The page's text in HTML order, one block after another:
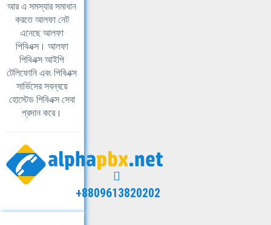
আর এ সমস্যার সমাধান
করতে আলফা নেট
এনেছে আলফা
পিবিএক্স। আলফা
পিবিএক্স আইপি
টেলিফোনি এবং পিবিএক্স
সার্ভিসের সবন্বয়ে
হোস্টেড পিবিএক্স সেবা
প্রদান করে।
+8809613820202